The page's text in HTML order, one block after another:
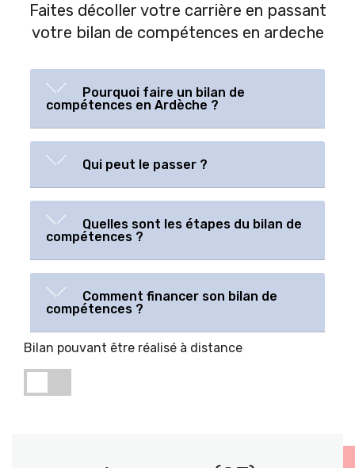
Faites décoller votre carrière en passant
votre bilan de compétences en ardeche
Pourquoi faire un bilan de
compétences en Ardèche ?
Qui peut le passer ?
Quelles sont les étapes du bilan de
compétences ?
Comment financer son bilan de
compétences ?
Bilan pouvant être réalisé à distance